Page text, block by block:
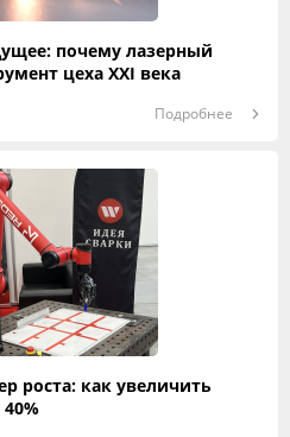
почему лазерный
цеха XXI века
Подробнее
роста: как увеличить